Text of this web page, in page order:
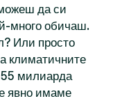
да си
много обичаш.
Или просто
климатичните
55 милиарда
явно имаме